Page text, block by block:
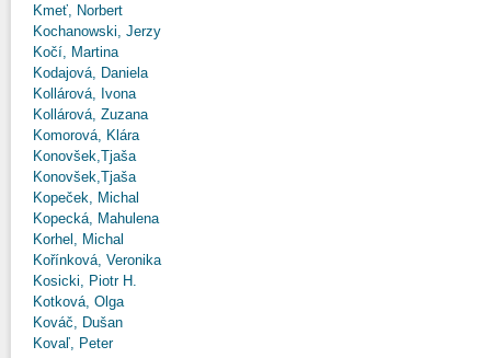
Kmeť, Norbert
Kochanowski, Jerzy
Kočí, Martina
Kodajová, Daniela
Kollárová, Ivona
Kollárová, Zuzana
Komorová, Klára
Konovšek,Tjaša
Konovšek,Tjaša
Kopeček, Michal
Kopecká, Mahulena
Korhel, Michal
Kořínková, Veronika
Kosicki, Piotr H.
Kotková, Olga
Kováč, Dušan
Kovaľ, Peter